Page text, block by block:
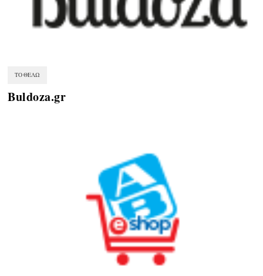
ΤΟ ΘΈΛΩ
Buldoza.gr